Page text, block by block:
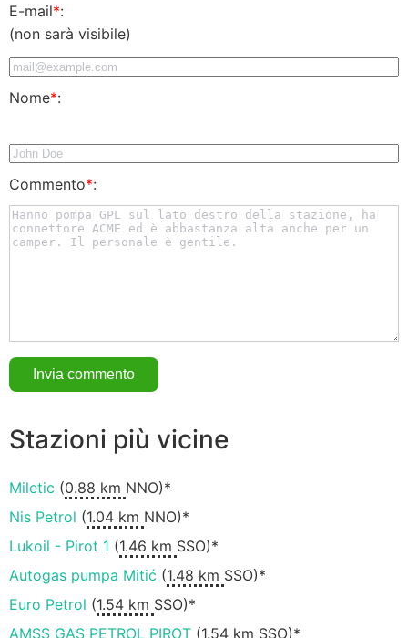
E-mail*:
(non sarà visibile)
Nome*:
Commento*:
Stazioni più vicine
Miletic (0.88 km NNO)*
Nis Petrol (1.04 km NNO)*
Lukoil - Pirot 1 (1.46 km SSO)*
Autogas pumpa Mitić (1.48 km SSO)*
Euro Petrol (1.54 km SSO)*
AMSS GAS PETROL PIROT (1.54 km SSO)*